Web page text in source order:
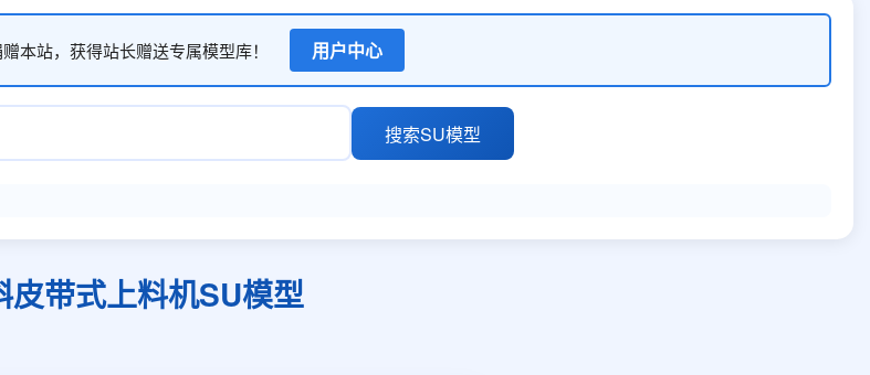
本站，获得站长赠送专属模型库！ 用户中心
搜索SU模型
皮带式上料机SU模型